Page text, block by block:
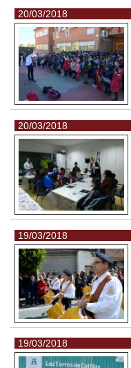
20/03/2018
20/03/2018
19/03/2018
19/03/2018